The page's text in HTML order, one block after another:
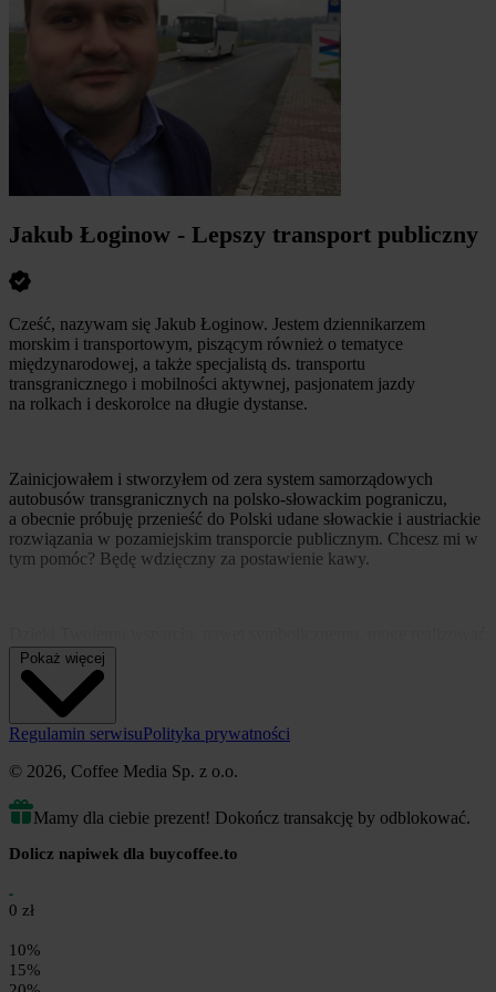
Jakub Łoginow - Lepszy transport publiczny
Cześć, nazywam się Jakub Łoginow. Jestem dziennikarzem
morskim i transportowym, piszącym również o tematyce
międzynarodowej, a także specjalistą ds. transportu
transgranicznego i mobilności aktywnej, pasjonatem jazdy
na rolkach i deskorolce na długie dystanse.
Zainicjowałem i stworzyłem od zera system samorządowych
autobusów transgranicznych na polsko-słowackim pograniczu,
a obecnie próbuję przenieść do Polski udane słowackie i austriackie
rozwiązania w pozamiejskim transporcie publicznym. Chcesz mi w
tym pomóc? Będę wdzięczny za postawienie kawy.
następujące zadania:
Artykuły na portalu Port Europa oraz posty na moim profilu
www.facebook.com/dziennikarzmorski na temat transportu,
wykluczenia komunikacyjnego, Słowacji, Ukrainy
Prowadzenie kampanii Polska-Słowacja-autobusy, obejmującej:
zlikwidowano oraz starania o rozwój tego systemu zgodnie
z oczekiwaniami pasażerów
Działania na rzecz lepszego transportu publicznego między Polską
przejścia graniczne z Zakarpaciem
Reforma i wzmocnienie transportu publicznego w Polsce, a w
szczególności na Pomorzu i Pomorzu Zachodnim na wzór słowacki
i austriacki.
Regulamin serwisuPolityka prywatności
© 2026, Coffee Media Sp. z o.o.
Mamy dla ciebie prezent! Dokończ transakcję by odblokować.
Dolicz napiwek dla buycoffee.to
0 zł
10%
15%